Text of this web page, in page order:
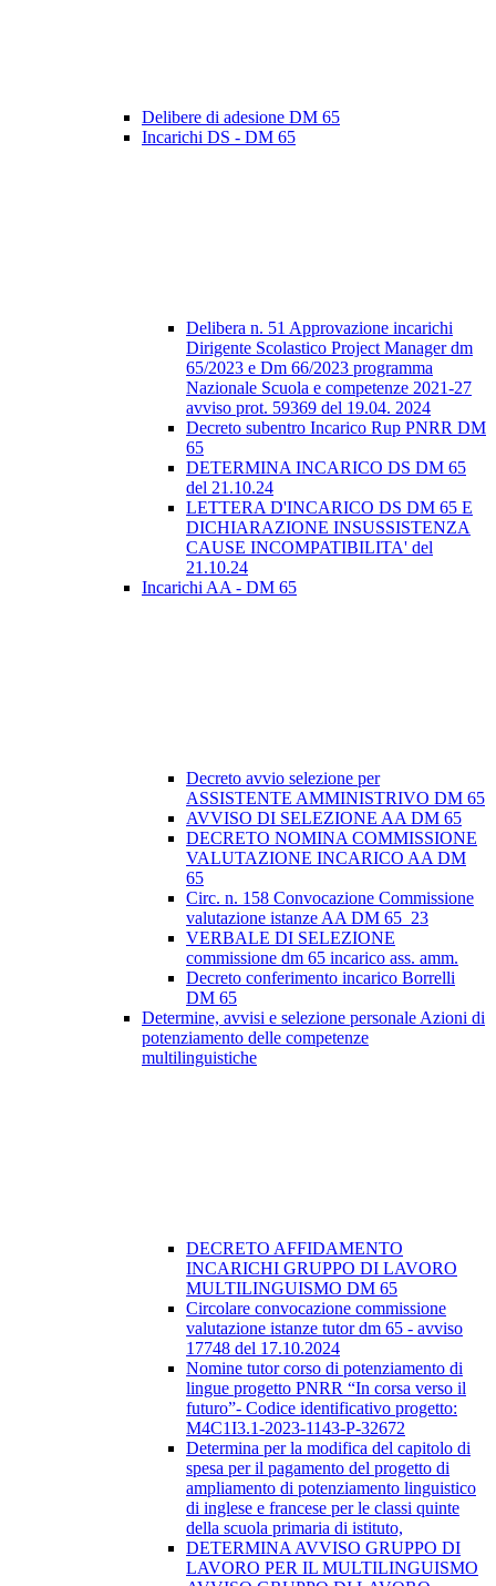
Delibere di adesione DM 65
Incarichi DS - DM 65
Delibera n. 51 Approvazione incarichi
Dirigente Scolastico Project Manager dm
65/2023 e Dm 66/2023 programma
Nazionale Scuola e competenze 2021-27
avviso prot. 59369 del 19.04. 2024
Decreto subentro Incarico Rup PNRR DM
65
DETERMINA INCARICO DS DM 65
del 21.10.24
LETTERA D'INCARICO DS DM 65 E
DICHIARAZIONE INSUSSISTENZA
CAUSE INCOMPATIBILITA' del
21.10.24
Incarichi AA - DM 65
Decreto avvio selezione per
ASSISTENTE AMMINISTRIVO DM 65
AVVISO DI SELEZIONE AA DM 65
DECRETO NOMINA COMMISSIONE
VALUTAZIONE INCARICO AA DM
65
Circ. n. 158 Convocazione Commissione
valutazione istanze AA DM 65_23
VERBALE DI SELEZIONE
commissione dm 65 incarico ass. amm.
Decreto conferimento incarico Borrelli
DM 65
Determine, avvisi e selezione personale Azioni di
potenziamento delle competenze
multilinguistiche
DECRETO AFFIDAMENTO
INCARICHI GRUPPO DI LAVORO
MULTILINGUISMO DM 65
Circolare convocazione commissione
valutazione istanze tutor dm 65 - avviso
17748 del 17.10.2024
Nomine tutor corso di potenziamento di
lingue progetto PNRR “In corsa verso il
futuro”- Codice identificativo progetto:
M4C1I3.1-2023-1143-P-32672
Determina per la modifica del capitolo di
spesa per il pagamento del progetto di
ampliamento di potenziamento linguistico
di inglese e francese per le classi quinte
della scuola primaria di istituto,
DETERMINA AVVISO GRUPPO DI
LAVORO PER IL MULTILINGUISMO